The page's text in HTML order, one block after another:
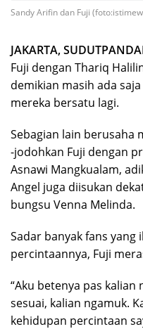
Sandy Arifin dan Fuji
JAKARTA,
Fuji dengan Thariq
demikian masih ada
mereka bersatu lagi.
Sebagian lain berusaha
-jodohkan Fuji dengan
Asnawi Mangkualam,
Angel juga diisukan
bungsu Venna Melinda.
Sadar banyak fans
percintaannya, Fuji
“Aku betenya pas
sesuai, kalian ngamuk.
kehidupan percintaan